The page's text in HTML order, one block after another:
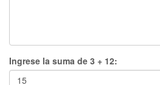
Ingrese la suma de 3 + 12: